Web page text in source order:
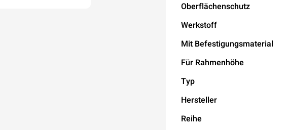
Oberflächenschutz
Werkstoff
Mit Befestigungsmaterial
Für Rahmenhöhe
Typ
Hersteller
Reihe